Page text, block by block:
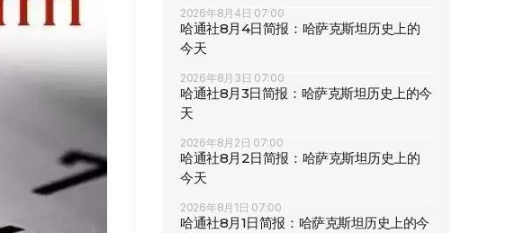
2026年8月4日 07:00
哈通社8月4日简报：哈萨克斯坦历史上的
今天
2026年8月3日 07:00
哈通社8月3日简报：哈萨克斯坦历史上的今
天
2026年8月2日 07:00
哈通社8月2日简报：哈萨克斯坦历史上的
今天
2026年8月1日 07:00
哈通社8月1日简报：哈萨克斯坦历史上的今